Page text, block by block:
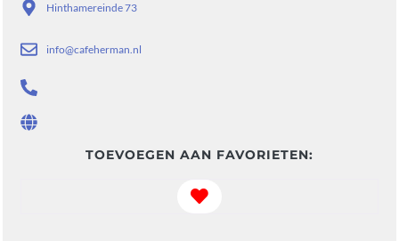
Hinthamereinde 73
info@cafeherman.nl
TOEVOEGEN AAN FAVORIETEN:
Favorite